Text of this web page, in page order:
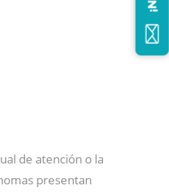
de atención o la
presentan